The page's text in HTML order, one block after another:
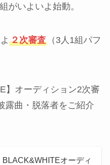
がいよいよ始動。
２次審査（3人1組パフ
】オーディション2次審
露曲・脱落者をご紹介
BLACK&WHITEオーディ